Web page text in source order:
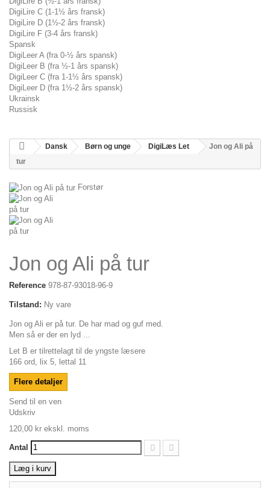
DigiLire C (1-1½ års fransk)
DigiLire D (1½-2 års fransk)
DigiLire F (3-4 års fransk)
Spansk
DigiLeer A (fra 0-½ års spansk)
DigiLeer B (fra ½-1 års spansk)
DigiLeer C (fra 1-1½ års spansk)
DigiLeer D (fra 1½-2 års spansk)
Ukrainsk
Russisk
Dansk Børn og unge DigiLæs Let
Jon og Ali på
tur
Forstør
Jon og Ali på tur
Reference 978-87-93018-96-9
Tilstand: Ny vare
Jon og Ali er på tur. De har mad og guf med.
Men så er der en lyd ...
Let B er tilrettelagt til de yngste læsere
166 ord, lix 5, lettal 11
Flere detaljer
Send til en ven
Udskriv
120,00 kr ekskl. moms
Antal
Læg i kurv